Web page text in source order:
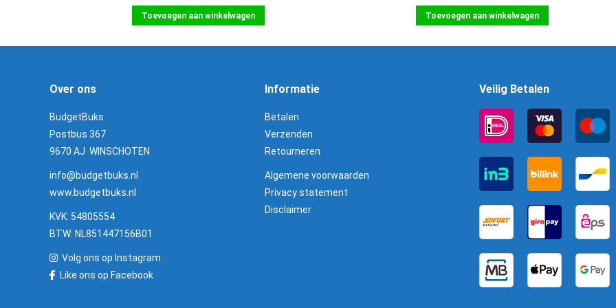
Toevoegen aan winkelwagen Toevoegen aan winkelwagen
Over ons
BudgetBuks
Postbus 367
9670 AJ WINSCHOTEN
info@budgetbuks.nl
www.budgetbuks.nl
KVK: 54805554
BTW: NL851447156B01
Volg ons op Instagram
Like ons op Facebook
Informatie
Betalen
Verzenden
Retourneren
Algemene voorwaarden
Privacy statement
Disclaimer
Veilig Betalen